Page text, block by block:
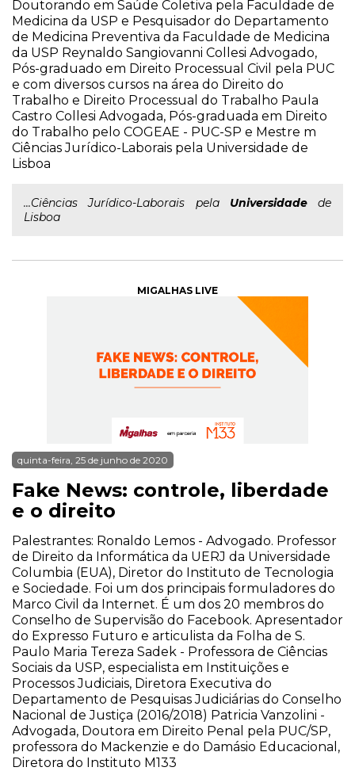
Doutorando em Saúde Coletiva pela Faculdade de
Medicina da USP e Pesquisador do Departamento
de Medicina Preventiva da Faculdade de Medicina
da USP Reynaldo Sangiovanni Collesi Advogado,
Pós-graduado em Direito Processual Civil pela PUC
e com diversos cursos na área do Direito do
Trabalho e Direito Processual do Trabalho Paula
Castro Collesi Advogada, Pós-graduada em Direito
do Trabalho pelo COGEAE - PUC-SP e Mestre m
Ciências Jurídico-Laborais pela Universidade de
Lisboa
...Ciências Jurídico-Laborais pela Universidadede
Lisboa
MIGALHAS LIVE
quinta-feira, 25 de junho de 2020
Fake News: controle, liberdade
e o direito
Palestrantes: Ronaldo Lemos - Advogado. Professor
de Direito da Informática da UERJ da Universidade
Columbia (EUA), Diretor do Instituto de Tecnologia
e Sociedade. Foi um dos principais formuladores do
Marco Civil da Internet. É um dos 20 membros do
Conselho de Supervisão do Facebook. Apresentador
do Expresso Futuro e articulista da Folha de S.
Paulo Maria Tereza Sadek - Professora de Ciências
Sociais da USP, especialista em Instituições e
Processos Judiciais, Diretora Executiva do
Departamento de Pesquisas Judiciárias do Conselho
Nacional de Justiça (2016/2018) Patricia Vanzolini -
Advogada, Doutora em Direito Penal pela PUC/SP,
professora do Mackenzie e do Damásio Educacional,
Diretora do Instituto M133